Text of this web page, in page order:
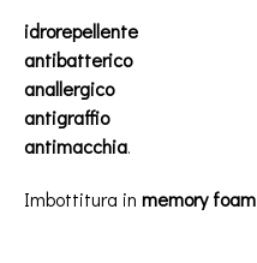
idrorepellente
antibatterico
anallergico
antigraffio
antimacchia.
Imbottitura in memory foam